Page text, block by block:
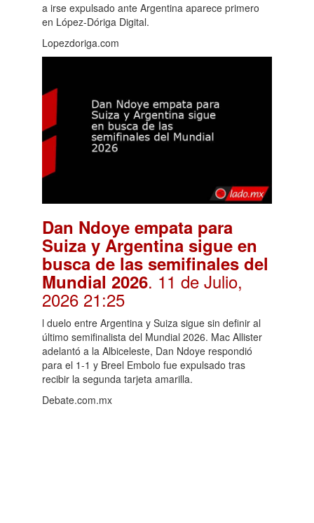
a irse expulsado ante Argentina aparece primero
en López-Dóriga Digital.
Lopezdoriga.com
Dan Ndoye empata para
Suiza y Argentina sigue en
busca de las semifinales del
Mundial 2026. 11 de Julio,
2026 21:25
l duelo entre Argentina y Suiza sigue sin definir al
último semifinalista del Mundial 2026. Mac Allister
adelantó a la Albiceleste, Dan Ndoye respondió
para el 1-1 y Breel Embolo fue expulsado tras
recibir la segunda tarjeta amarilla.
Debate.com.mx